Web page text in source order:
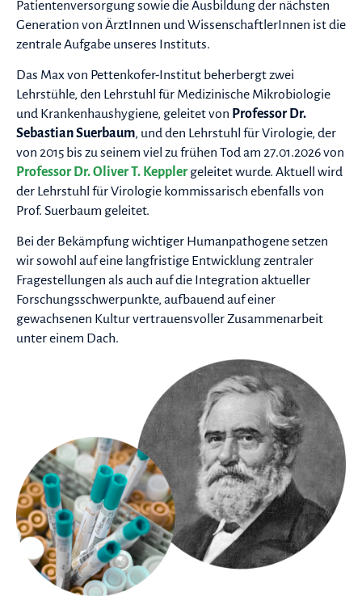
Patientenversorgung sowie die Ausbildung der nächsten
Generation von ÄrztInnen und WissenschaftlerInnen ist die
zentrale Aufgabe unseres Instituts.
Das Max von Pettenkofer-Institut beherbergt zwei
Lehrstühle, den Lehrstuhl für Medizinische Mikrobiologie
und Krankenhaushygiene, geleitet von Professor Dr.
Sebastian Suerbaum, und den Lehrstuhl für Virologie, der
von 2015 bis zu seinem viel zu frühen Tod am 27.01.2026 von
Professor Dr. Oliver T. Kepplergeleitet wurde. Aktuell wird
der Lehrstuhl für Virologie kommissarisch ebenfalls von
Prof. Suerbaum geleitet.
Bei der Bekämpfung wichtiger Humanpathogene setzen
wir sowohl auf eine langfristige Entwicklung zentraler
Fragestellungen als auch auf die Integration aktueller
Forschungsschwerpunkte, aufbauend auf einer
gewachsenen Kultur vertrauensvoller Zusammenarbeit
unter einem Dach.